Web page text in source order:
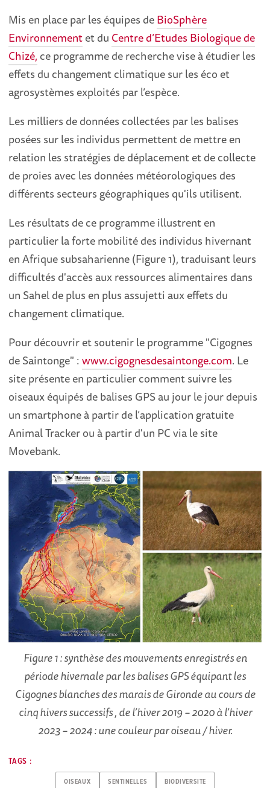
Mis en place par les équipes deBioSphère
Environnementet du Centre d’Etudes Biologique de
Chizé, ce programme de recherche vise à étudier les
effets du changement climatique sur les éco et
agrosystèmes exploités par l’espèce.
Les milliers de données collectées par les balises
posées sur les individus permettent de mettre en
relation les stratégies de déplacement et de collecte
de proies avec les données météorologiques des
différents secteurs géographiques qu'ils utilisent.
Les résultats de ce programme illustrent en
particulier la forte mobilité des individus hivernant
en Afrique subsaharienne (Figure 1), traduisant leurs
difficultés d'accès aux ressources alimentaires dans
un Sahel de plus en plus assujetti aux effets du
changement climatique.
Pour découvrir et soutenir le programme "Cigognes
de Saintonge" :www.cigognesdesaintonge.com. Le
site présente en particulier comment suivre les
oiseaux équipés de balises GPS au jour le jour depuis
un smartphone à partir de l’application gratuite
Animal Tracker ou à partir d'un PC via le site
Movebank.
Figure 1 : synthèse des mouvements enregistrés en
période hivernale par les balises GPS équipant les
Cigognes blanches des marais de Gironde au cours de
cinq hivers successifs , de l’hiver 2019 – 2020 à l’hiver
2023 – 2024 : une couleur par oiseau / hiver.
TAGS :
OISEAUX SENTINELLES BIODIVERSITE